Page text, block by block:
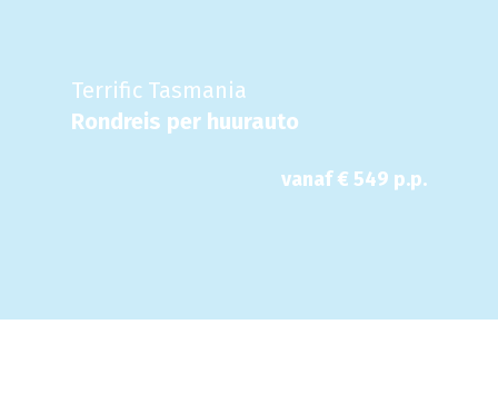
Terrific Tasmania
Rondreis per huurauto
vanaf € 549 p.p.